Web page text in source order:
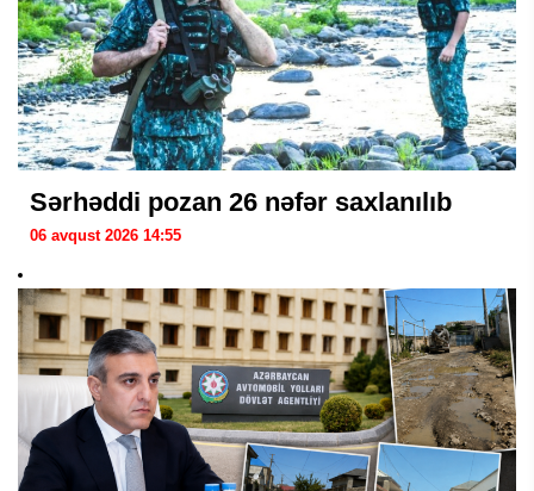
Sərhəddi pozan 26 nəfər saxlanılıb
06 avqust 2026 14:55